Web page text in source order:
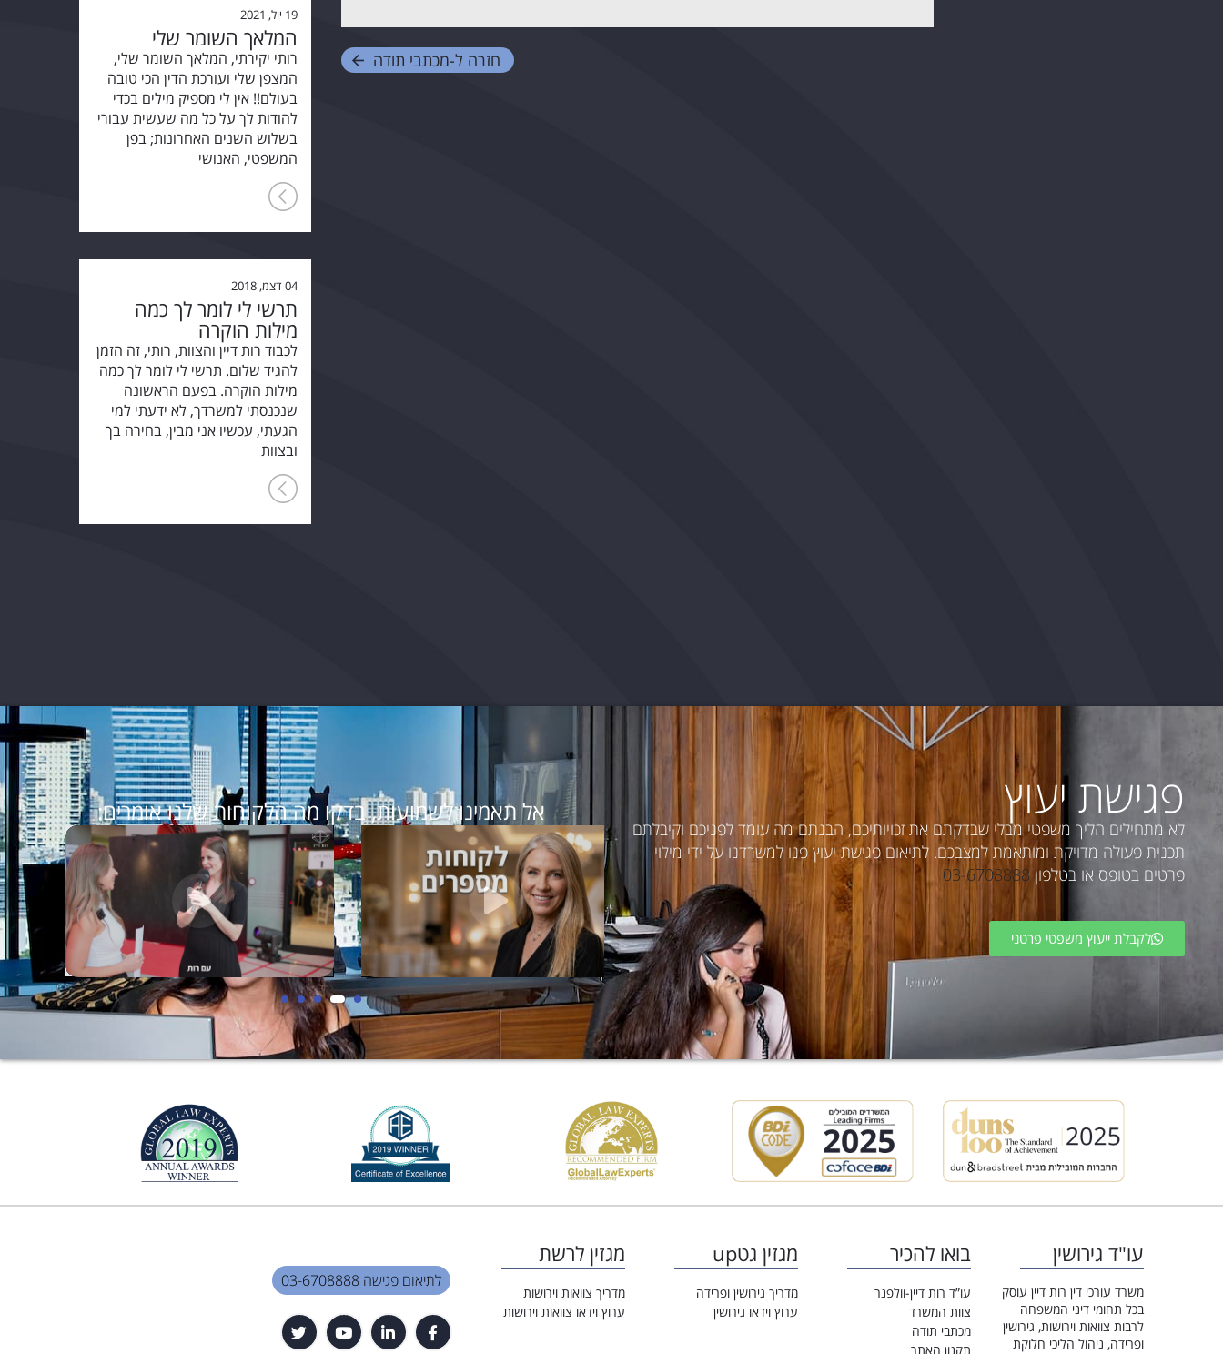
19 יול, 2021
המלאך השומר שלי
רותי יקירתי, המלאך השומר שלי,
המצפן שלי ועורכת הדין הכי טובה
בעולם!! אין לי מספיק מילים בכדי
להודות לך על כל מה שעשית עבורי
בשלוש השנים האחרונות; בפן
המשפטי, האנושי
04 דצמ, 2018
תרשי לי לומר לך כמה
מילות הוקרה
לכבוד רות דיין והצוות, רותי, זה הזמן
להגיד שלום. תרשי לי לומר לך כמה
מילות הוקרה. בפעם הראשונה
שנכנסתי למשרדך, לא ידעתי למי
הגעתי, עכשיו אני מבין, בחירה בך
ובצוות
חזרה ל-מכתבי תודה
פגישת יעוץ
לא מתחילים הליך משפטי מבלי שבדקתם את זכויותיכם, הבנתם מה עומד לפניכם וקיבלתם
תכנית פעולה מדויקת ומותאמת למצבכם. לתיאום פגישת יעוץ פנו למשרדנו על ידי מילוי
פרטים בטופס או בטלפון 03-6708888
לקבלת ייעוץ משפטי פרטני
אל תאמינו לשמועות, בדקו מה הלקוחות שלנו אומרים:
עו"ד גירושין
משרד עורכי דין רות דיין עוסק
בכל תחומי דיני המשפחה
לרבות צוואות וירושות, גירושין
ופרידה, ניהול הליכי חלוקת
בואו להכיר
עו”ד רות דיין-וולפנר
צוות המשרד
מכתבי תודה
תקנון האתר
מגזין גטup
מדריך גירושין ופרידה
ערוץ וידאו גירושין
מגזין לרשת
מדריך צוואות וירושות
ערוץ וידאו צוואות וירושות
לתיאום פגישה 03-6708888